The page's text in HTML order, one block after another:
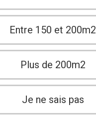
Entre 150 et 200m2
Plus de 200m2
Je ne sais pas